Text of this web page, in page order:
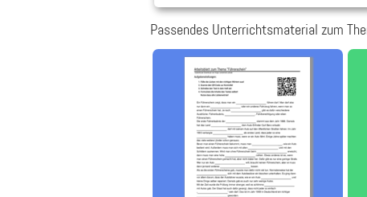
Passendes Unterrichtsmaterial zum